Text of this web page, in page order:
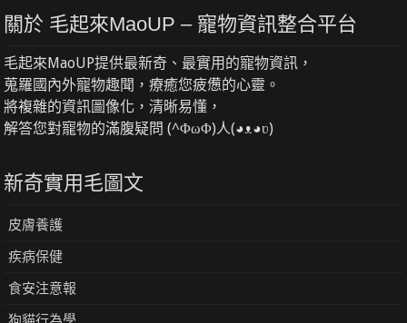
關於 毛起來MaoUP – 寵物資訊整合平台
毛起來MaoUP提供最新奇、最實用的寵物資訊，
蒐羅國內外寵物趣聞，療癒您疲憊的心靈。
將複雜的資訊圖像化，清晰易懂，
解答您對寵物的滿腹疑問 (^ΦωΦ)人(◕ᴥ◕ʋ)
新奇實用毛圖文
皮膚養護
疾病保健
食安注意報